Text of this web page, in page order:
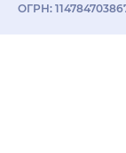
ОГРН: